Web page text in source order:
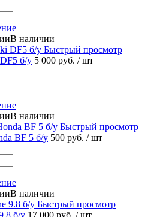
В наличии
Быстрый просмотр
б/у 5 000 руб. / шт
В наличии
Быстрый просмотр
BF 5 б/у 500 руб. / шт
В наличии
Быстрый просмотр